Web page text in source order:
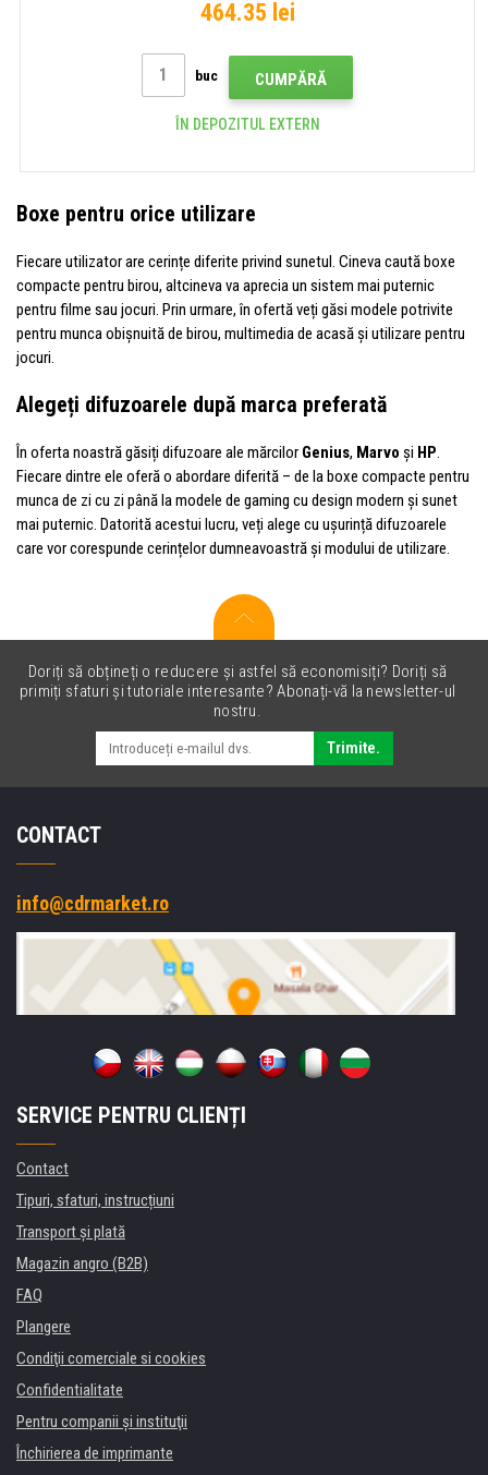
464.35 lei
buc CUMPĂRĂ
ÎN DEPOZITUL EXTERN
Boxe pentru orice utilizare
Fiecare utilizator are cerințe diferite privind sunetul. Cineva caută boxe
compacte pentru birou, altcineva va aprecia un sistem mai puternic
pentru filme sau jocuri. Prin urmare, în ofertă veți găsi modele potrivite
pentru munca obișnuită de birou, multimedia de acasă și utilizare pentru
jocuri.
Alegeți difuzoarele după marca preferată
În oferta noastră găsiți difuzoare ale mărcilor Genius, Marvo și HP.
Fiecare dintre ele oferă o abordare diferită – de la boxe compacte pentru
munca de zi cu zi până la modele de gaming cu design modern și sunet
mai puternic. Datorită acestui lucru, veți alege cu ușurință difuzoarele
care vor corespunde cerințelor dumneavoastră și modului de utilizare.
Doriți să obțineți o reducere și astfel să economisiți? Doriți să
primiți sfaturi și tutoriale interesante? Abonați-vă la newsletter-ul
nostru.
Trimite.
CONTACT
info@cdrmarket.ro
SERVICE PENTRU CLIENȚI
Contact
Tipuri, sfaturi, instrucțiuni
Transport şi plată
Magazin angro (B2B)
FAQ
Plangere
Condiţii comerciale si cookies
Confidentialitate
Pentru companii și instituţii
Închirierea de imprimante